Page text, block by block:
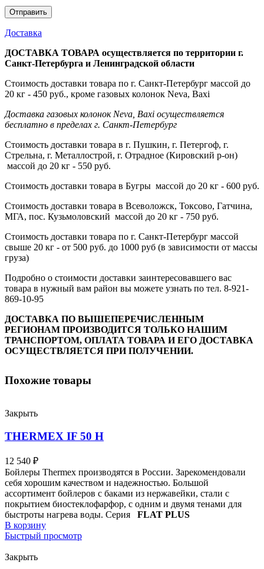
Доставка
ДОСТАВКА ТОВАРА осуществляется по территории г.
Санкт-Петербурга и Ленинградской области
Стоимость доставки товара по г. Санкт-Петербург массой до
20 кг - 450 руб., кроме газовых колонок Neva, Baxi
Доставка газовых колонок Neva, Baxi осуществляется
бесплатно в пределах г. Санкт-Петербург
Стоимость доставки товара в г. Пушкин, г. Петергоф, г.
Стрельна, г. Металлострой, г. Отрадное (Кировский р-он)
массой до 20 кг - 550 руб.
Стоимость доставки товара в Бугры массой до 20 кг - 600 руб.
Стоимость доставки товара в Всеволожск, Токсово, Гатчина,
МГА, пос. Кузьмоловский массой до 20 кг - 750 руб.
Стоимость доставки товара по г. Санкт-Петербург массой
свыше 20 кг - от 500 руб. до 1000 руб (в зависимости от массы
груза)
Подробно о стоимости доставки заинтересовавшего вас
товара в нужный вам район вы можете узнать по тел. 8-921-
869-10-95
ДОСТАВКА ПО ВЫШЕПЕРЕЧИСЛЕННЫМ
РЕГИОНАМ ПРОИЗВОДИТСЯ ТОЛЬКО НАШИМ
ТРАНСПОРТОМ, ОПЛАТА ТОВАРА И ЕГО ДОСТАВКА
ОСУЩЕСТВЛЯЕТСЯ ПРИ ПОЛУЧЕНИИ.
Похожие товары
Закрыть
THERMEX IF 50 H
12 540 ₽
Бойлеры Thermex производятся в России. Зарекомендовали
себя хорошим качеством и надежностью. Большой
ассортимент бойлеров с баками из нержавейки, стали с
покрытием биостеклофарфор, с одним и двумя тенами для
быстроты нагрева воды. Серия FLAT PLUS
В корзину
Быстрый просмотр
Закрыть